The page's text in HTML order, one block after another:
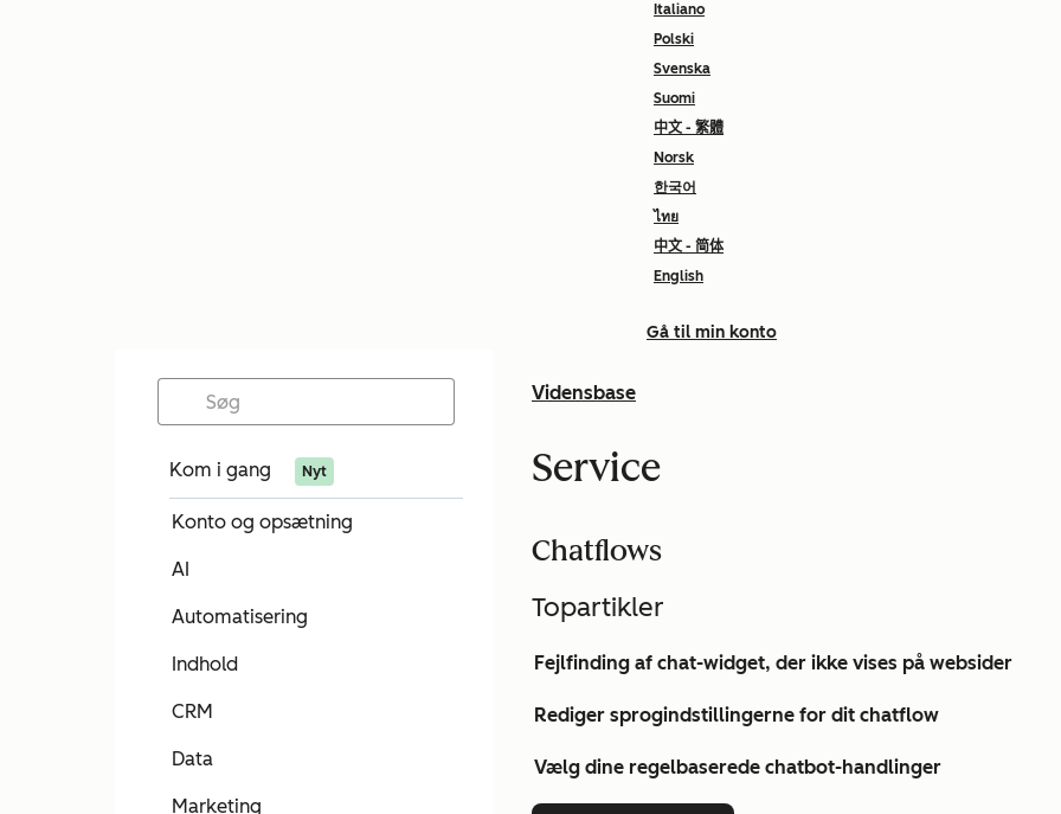
Italiano
Polski
Svenska
Suomi
中文 - 繁體
Norsk
한국어
ไทย
中文 - 简体
English
Gå til min konto
Kom i gang Nyt
Konto og opsætning
AI
Automatisering
Indhold
CRM
Data
Marketing
Vidensbase
Service
Chatflows
Topartikler
Fejlfinding af chat-widget, der ikke vises på websider
Rediger sprogindstillingerne for dit chatflow
Vælg dine regelbaserede chatbot-handlinger